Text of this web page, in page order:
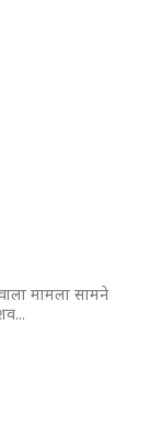
मामला सामने